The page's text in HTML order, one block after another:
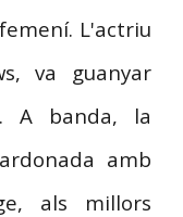
L'actriu
va guanyar
A banda, la
amb
als millors